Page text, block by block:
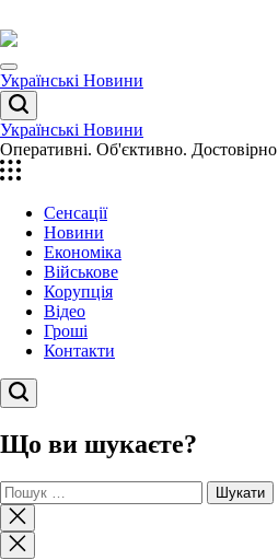
до
вмісту
Menu
Українські Новини
Пошук
Українські Новини
Оперативні. Об'єктивно. Достовірно
Сенсації
Новини
Економіка
Військове
Корупція
Відео
Гроші
Контакти
Пошук
Що ви шукаєте?
Пошук:
Закрити
пошук